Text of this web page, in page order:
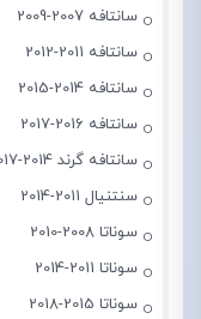
سانتافه 2007-2009
سانتافه 2011-2012
سانتافه 2014-2015
سانتافه 2016-2017
سانتافه گرند 2014-2017
سنتنیال 2011-2014
سوناتا 2008-2010
سوناتا 2011-2014
سوناتا 2015-2018